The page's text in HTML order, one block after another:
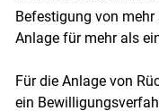
Befestigung von
Anlage für mehr als
Für die Anlage von
ein